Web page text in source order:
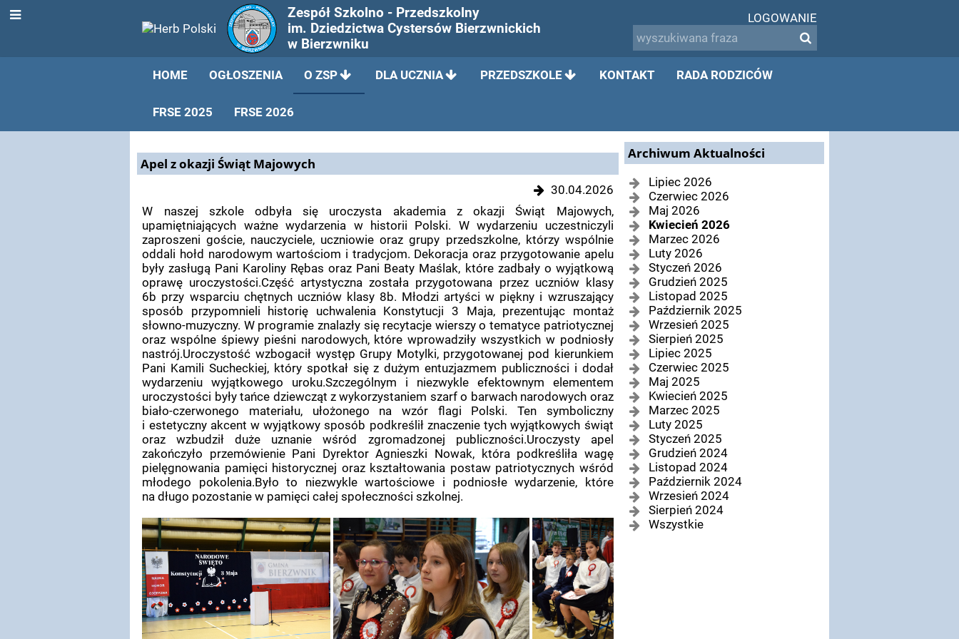
Zespół Szkolno - Przedszkolny
im. Dziedzictwa Cystersów Bierzwnickich
w Bierzwniku
LOGOWANIE
HOME OGŁOSZENIA O ZSP DLA UCZNIA PRZEDSZKOLE KONTAKT RADA RODZICÓW
FRSE 2025 FRSE 2026
Aktualności
Apel z okazji Świąt Majowych
30.04.2026
W naszej szkole odbyła się uroczysta akademia z okazji Świąt Majowych,
upamiętniających ważne wydarzenia w historii Polski. W wydarzeniu uczestniczyli
zaproszeni goście, nauczyciele, uczniowie oraz grupy przedszkolne, którzy wspólnie
oddali hołd narodowym wartościom i tradycjom. Dekoracja oraz przygotowanie apelu
były zasługą Pani Karoliny Rębas oraz Pani Beaty Maślak, które zadbały o wyjątkową
oprawę uroczystości.Część artystyczna została przygotowana przez uczniów klasy
6b przy wsparciu chętnych uczniów klasy 8b. Młodzi artyści w piękny i wzruszający
sposób przypomnieli historię uchwalenia Konstytucji 3 Maja, prezentując montaż
słowno-muzyczny. W programie znalazły się recytacje wierszy o tematyce patriotycznej
oraz wspólne śpiewy pieśni narodowych, które wprowadziły wszystkich w podniosły
nastrój.Uroczystość wzbogacił występ Grupy Motylki, przygotowanej pod kierunkiem
Pani Kamili Sucheckiej, który spotkał się z dużym entuzjazmem publiczności i dodał
wydarzeniu wyjątkowego uroku.Szczególnym i niezwykle efektownym elementem
uroczystości były tańce dziewcząt z wykorzystaniem szarf o barwach narodowych oraz
biało-czerwonego materiału, ułożonego na wzór flagi Polski. Ten symboliczny
i estetyczny akcent w wyjątkowy sposób podkreślił znaczenie tych wyjątkowych świąt
oraz wzbudził duże uznanie wśród zgromadzonej publiczności.Uroczysty apel
zakończyło przemówienie Pani Dyrektor Agnieszki Nowak, która podkreśliła wagę
pielęgnowania pamięci historycznej oraz kształtowania postaw patriotycznych wśród
młodego pokolenia.Było to niezwykle wartościowe i podniosłe wydarzenie, które
na długo pozostanie w pamięci całej społeczności szkolnej.
Archiwum Aktualności
Lipiec 2026
Czerwiec 2026
Maj 2026
Kwiecień 2026
Marzec 2026
Luty 2026
Styczeń 2026
Grudzień 2025
Listopad 2025
Październik 2025
Wrzesień 2025
Sierpień 2025
Lipiec 2025
Czerwiec 2025
Maj 2025
Kwiecień 2025
Marzec 2025
Luty 2025
Styczeń 2025
Grudzień 2024
Listopad 2024
Październik 2024
Wrzesień 2024
Sierpień 2024
Wszystkie